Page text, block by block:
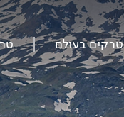
טרקים בעולם